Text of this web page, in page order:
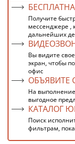
Получите
мессенджере ,
дальнейших
Вы видите
экран, чтобы
офис
ОБЪЯВИТЕ
На
выгодное
КАТАЛОГ
Поиск
фильтрам,